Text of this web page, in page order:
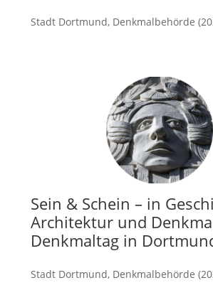
Stadt Dortmund, Denkmalbehörde
Sein & Schein – in
Architektur und
Denkmaltag in
Stadt Dortmund, Denkmalbehörde